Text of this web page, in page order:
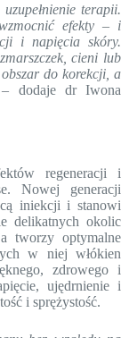
terapii.
efekty – i
i napięcia skóry.
cieni lub
do korekcji, a
– dodaje dr Iwona
regeneracji i
Nowej generacji
iniekcji i stanowi
delikatnych okolic
tworzy optymalne
w niej włókien
zdrowego i
ujędrnienie i
i sprężystość.